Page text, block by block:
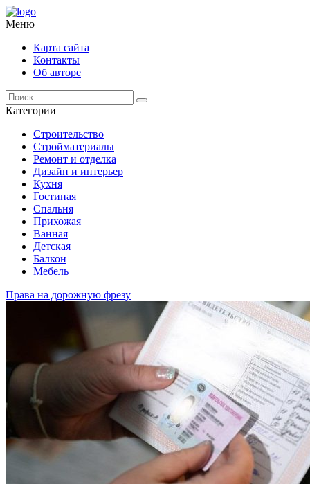
Меню
Карта сайта
Контакты
Об авторе
Категории
Строительство
Стройматериалы
Ремонт и отделка
Дизайн и интерьер
Кухня
Гостиная
Спальня
Прихожая
Ванная
Детская
Балкон
Мебель
Права на дорожную фрезу